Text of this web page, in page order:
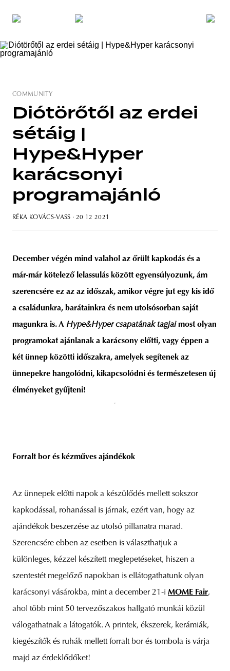
COMMUNITY
Diótörőtől az erdei
sétáig |
Hype&Hyper
karácsonyi
programajánló
RÉKA KOVÁCS-VASS · 20 12 2021
December végén mind valahol az őrült kapkodás és a
már-már kötelező lelassulás között egyensúlyozunk, ám
szerencsére ez az az időszak, amikor végre jut egy kis idő
a családunkra, barátainkra és nem utolsósorban saját
magunkra is. A Hype&Hyper csapatának tagjaimost olyan
programokat ajánlanak a karácsony előtti, vagy éppen a
két ünnep közötti időszakra, amelyek segítenek az
ünnepekre hangolódni, kikapcsolódni és természetesen új
élményeket gyűjteni!
Forralt bor és kézműves ajándékok
Az ünnepek előtti napok a készülődés mellett sokszor
kapkodással, rohanással is járnak, ezért van, hogy az
ajándékok beszerzése az utolsó pillanatra marad.
Szerencsére ebben az esetben is választhatjuk a
különleges, kézzel készített meglepetéseket, hiszen a
szentestét megelőző napokban is ellátogathatunk olyan
karácsonyi vásárokba, mint a december 21-i MOME Fair,
ahol több mint 50 tervezőszakos hallgató munkái közül
válogathatnak a látogatók. A printek, ékszerek, kerámiák,
kiegészítők és ruhák mellett forralt bor és tombola is várja
majd az érdeklődőket!